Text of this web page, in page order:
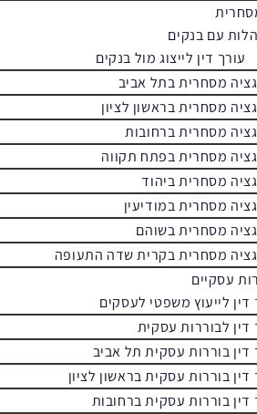
עם בנקים
עורך דין לייצוג מול בנקים
מסחרית בתל אביב
מסחרית בראשון לציון
מסחרית ברחובות
מסחרית בפתח תקווה
מסחרית ביהוד
מסחרית במודיעין
מסחרית בשוהם
מסחרית בקרית שדה התעופה
עסקיים
דין לייעוץ משפטי לעסקים
דין לבוררות עסקית
דין בוררות עסקית תל אביב
דין בוררות עסקית בראשון לציון
דין בוררות עסקית ברחובות